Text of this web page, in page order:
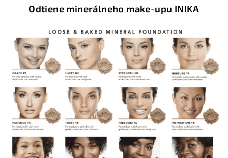
Odtiene minerálneho make-upu INIKA